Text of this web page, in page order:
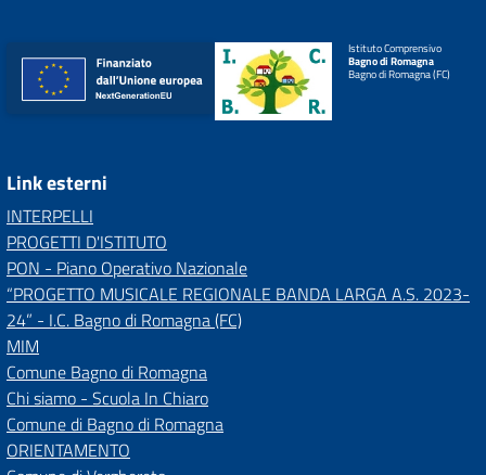
Istituto Comprensivo
Bagno di Romagna
Bagno di Romagna (FC)
Link esterni
INTERPELLI
PROGETTI D'ISTITUTO
PON - Piano Operativo Nazionale
“PROGETTO MUSICALE REGIONALE BANDA LARGA A.S. 2023-
24” - I.C. Bagno di Romagna (FC)
MIM
Comune Bagno di Romagna
Chi siamo - Scuola In Chiaro
Comune di Bagno di Romagna
ORIENTAMENTO